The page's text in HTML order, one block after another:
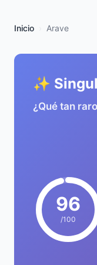
Inicio Arave
✨
¿Qué tan
96
/100